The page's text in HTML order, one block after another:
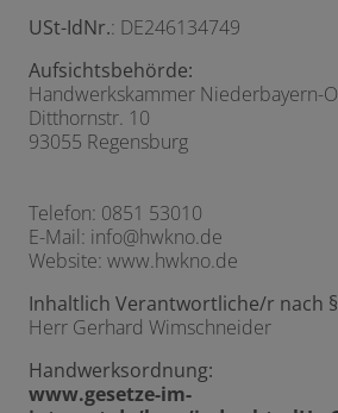
USt-IdNr.: DE246134749
Aufsichtsbehörde:
Handwerkskammer Niederbayern-
Ditthornstr. 10
93055 Regensburg
Telefon: 0851 53010
E-Mail: info@hwkno.de
Website: www.hwkno.de
Inhaltlich Verantwortliche/r nach §
Herr Gerhard Wimschneider
Handwerksordnung:
www.gesetze-im-